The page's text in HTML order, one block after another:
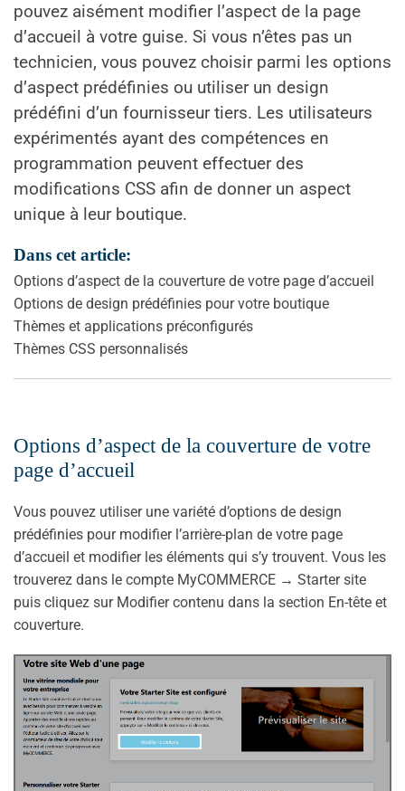
pouvez aisément modifier l’aspect de la page
d’accueil à votre guise. Si vous n’êtes pas un
technicien, vous pouvez choisir parmi les options
d’aspect prédéfinies ou utiliser un design
prédéfini d’un fournisseur tiers. Les utilisateurs
expérimentés ayant des compétences en
programmation peuvent effectuer des
modifications CSS afin de donner un aspect
unique à leur boutique.
Dans cet article:
Options d’aspect de la couverture de votre page d’accueil
Options de design prédéfinies pour votre boutique
Thèmes et applications préconfigurés
Thèmes CSS personnalisés
Options d’aspect de la couverture de votre
page d’accueil
Vous pouvez utiliser une variété d’options de design
prédéfinies pour modifier l’arrière-plan de votre page
d’accueil et modifier les éléments qui s’y trouvent. Vous les
trouverez dans le compte MyCOMMERCE → Starter site
puis cliquez sur Modifier contenu dans la section En-tête et
couverture.